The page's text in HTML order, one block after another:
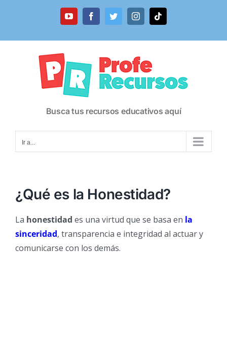
YouTubeFacebookTwitterInstagramTiktok
Busca tus recursos educativos aquí
Ir a...
¿Qué es la Honestidad?
La honestidad es una virtud que se basa en la
sinceridad, transparencia e integridad al actuar y
comunicarse con los demás.